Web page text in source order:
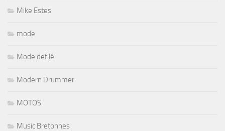
Mike Estes
mode
Mode defilé
Modern Drummer
MOTOS
Music Bretonnes